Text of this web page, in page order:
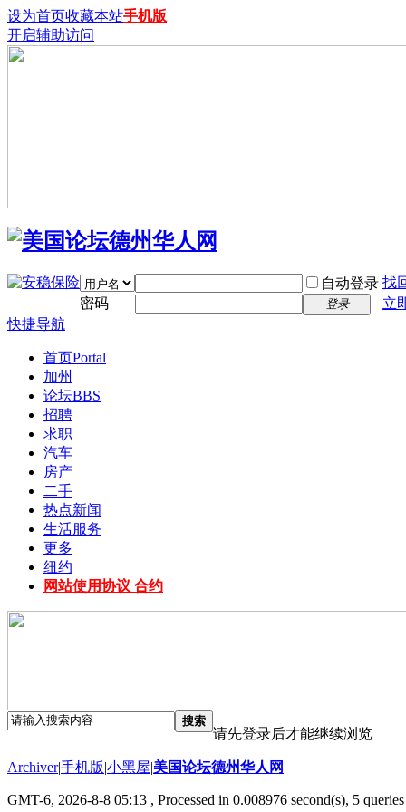
设为首页收藏本站手机版
开启辅助访问
自动登录 找
密码
登录
立
快捷导航
首页Portal
加州
论坛BBS
招聘
求职
汽车
房产
二手
热点新闻
生活服务
更多
纽约
网站使用协议 合约
搜索
请先登录后才能继续浏览
Archiver|手机版|小黑屋|美国论坛德州华人网
GMT-6, 2026-8-8 05:13 , Processed in 0.008976 second(s), 5